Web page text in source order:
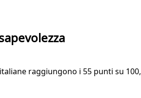
raggiungono i 55 punti su